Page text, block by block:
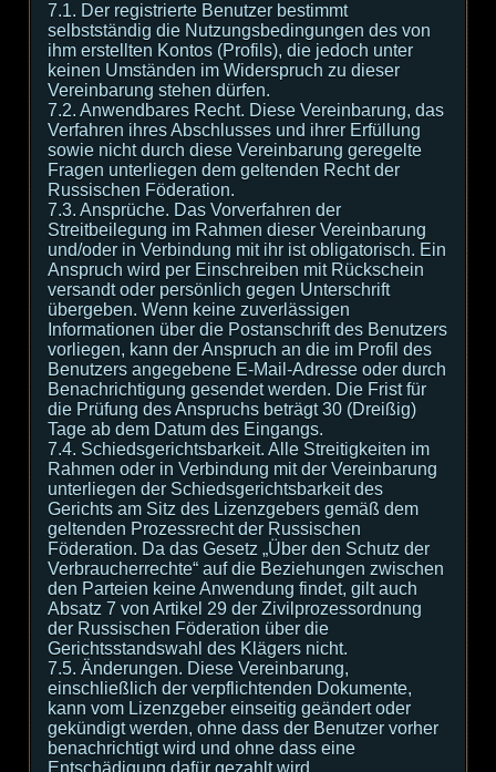
7.1. Der registrierte Benutzer bestimmt
selbstständig die Nutzungsbedingungen des von
ihm erstellten Kontos (Profils), die jedoch unter
keinen Umständen im Widerspruch zu dieser
Vereinbarung stehen dürfen.
7.2. Anwendbares Recht. Diese Vereinbarung, das
Verfahren ihres Abschlusses und ihrer Erfüllung
sowie nicht durch diese Vereinbarung geregelte
Fragen unterliegen dem geltenden Recht der
Russischen Föderation.
7.3. Ansprüche. Das Vorverfahren der
Streitbeilegung im Rahmen dieser Vereinbarung
und/oder in Verbindung mit ihr ist obligatorisch. Ein
Anspruch wird per Einschreiben mit Rückschein
versandt oder persönlich gegen Unterschrift
übergeben. Wenn keine zuverlässigen
Informationen über die Postanschrift des Benutzers
vorliegen, kann der Anspruch an die im Profil des
Benutzers angegebene E-Mail-Adresse oder durch
Benachrichtigung gesendet werden. Die Frist für
die Prüfung des Anspruchs beträgt 30 (Dreißig)
Tage ab dem Datum des Eingangs.
7.4. Schiedsgerichtsbarkeit. Alle Streitigkeiten im
Rahmen oder in Verbindung mit der Vereinbarung
unterliegen der Schiedsgerichtsbarkeit des
Gerichts am Sitz des Lizenzgebers gemäß dem
geltenden Prozessrecht der Russischen
Föderation. Da das Gesetz „Über den Schutz der
Verbraucherrechte“ auf die Beziehungen zwischen
den Parteien keine Anwendung findet, gilt auch
Absatz 7 von Artikel 29 der Zivilprozessordnung
der Russischen Föderation über die
Gerichtsstandswahl des Klägers nicht.
7.5. Änderungen. Diese Vereinbarung,
einschließlich der verpflichtenden Dokumente,
kann vom Lizenzgeber einseitig geändert oder
gekündigt werden, ohne dass der Benutzer vorher
benachrichtigt wird und ohne dass eine
Entschädigung dafür gezahlt wird.